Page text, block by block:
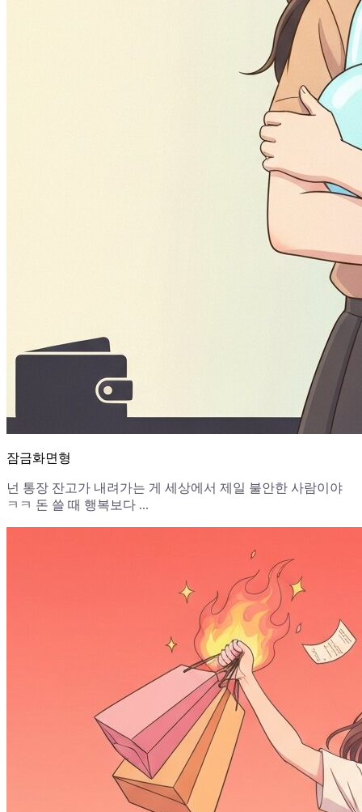
잠금화면형
넌 통장 잔고가 내려가는 게 세상에서 제일 불안한 사람이야
ㅋㅋ 돈 쓸 때 행복보다 ...